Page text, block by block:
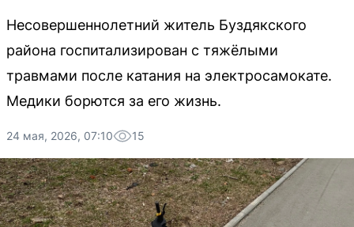
Несовершеннолетний житель Буздякского
района госпитализирован с тяжёлыми
травмами после катания на электросамокате.
Медики борются за его жизнь.
24 мая, 2026, 07:10 15